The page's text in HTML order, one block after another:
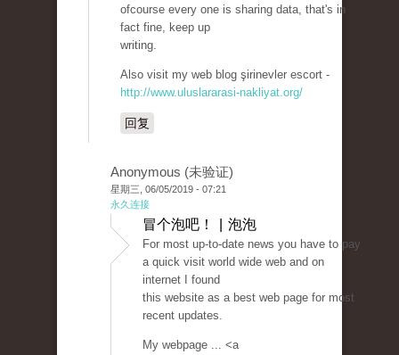
ofcourse every one is sharing data, that's in
fact fine, keep up
writing.
Also visit my web blog şirinevler escort -
http://www.uluslararasi-nakliyat.org/
回复
Anonymous (未验证)
星期三, 06/05/2019 - 07:21
永久连接
冒个泡吧！ | 泡泡
For most up-to-date news you have to pay
a quick visit world wide web and on
internet I found
this website as a best web page for most
recent updates.
My webpage ... <a